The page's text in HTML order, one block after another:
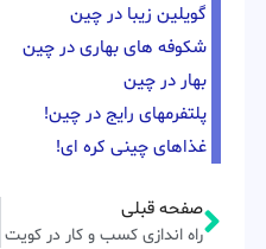
گویلین زیبا در چین
شکوفه های بهاری در چین
بهار در چین
پلتفرمهای رایج در چین!
غذاهای چینی کره ای!
صفحه قبلی
راه اندازی کسب و کار در کویت